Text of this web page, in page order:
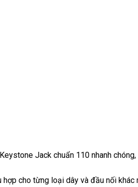
Jack chuẩn 110 nhanh chóng,
cho từng loại dây và đầu nối khác